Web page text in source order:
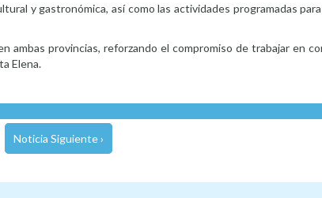
y gastronómica, así como las actividades programadas
ambas provincias, reforzando el compromiso de trabajar en
Elena.
Noticia Siguiente ›